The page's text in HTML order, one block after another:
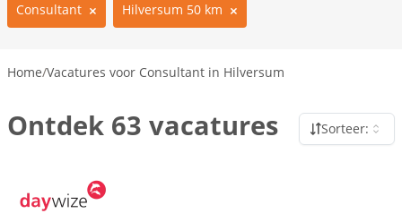
Consultant Hilversum 50 km
Home/Vacatures voor Consultant in Hilversum
Ontdek 63 vacatures Sorteer: